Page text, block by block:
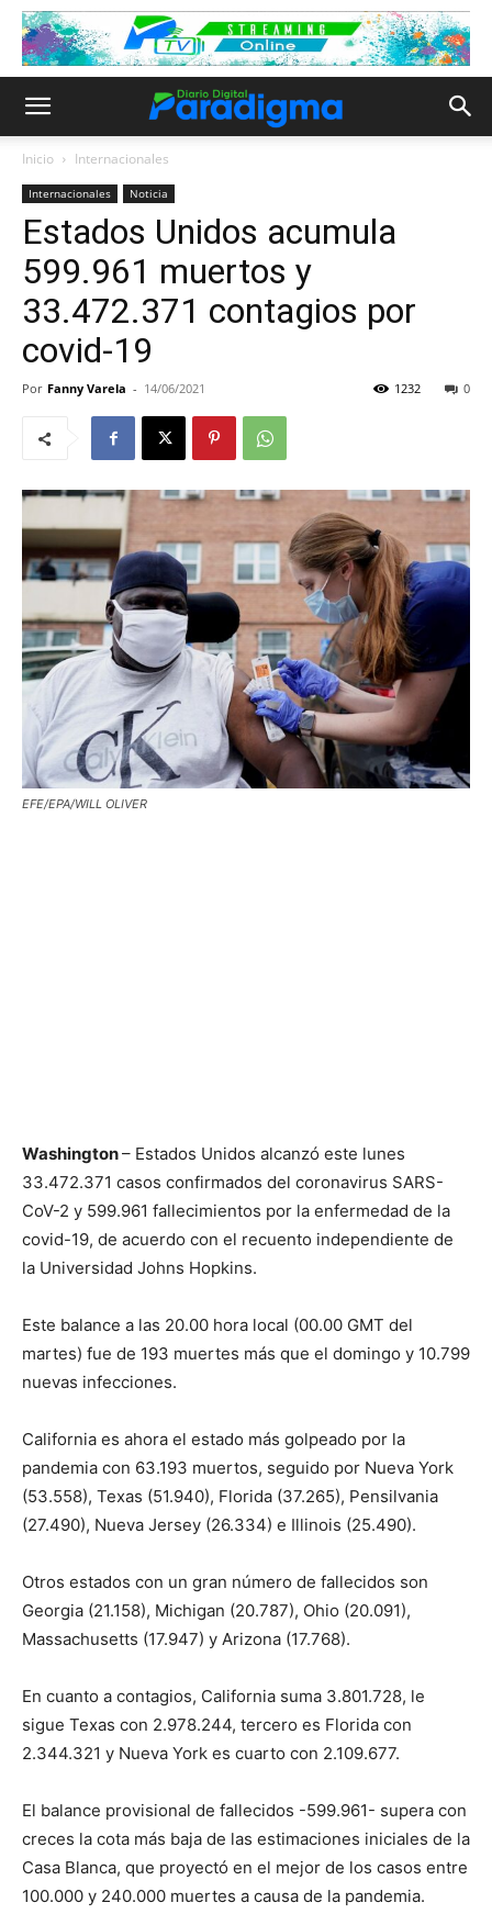
Inicio Internacionales
Internacionales Noticia
Estados Unidos acumula
599.961 muertos y
33.472.371 contagios por
covid-19
Por Fanny Varela - 14/06/2021 0
1232
EFE/EPA/WILL OLIVER
Washington– Estados Unidos alcanzó este lunes
33.472.371 casos confirmados del coronavirus SARS-
CoV-2 y 599.961 fallecimientos por la enfermedad de la
covid-19, de acuerdo con el recuento independiente de
la Universidad Johns Hopkins.
Este balance a las 20.00 hora local (00.00 GMT del
martes) fue de 193 muertes más que el domingo y 10.799
nuevas infecciones.
California es ahora el estado más golpeado por la
pandemia con 63.193 muertos, seguido por Nueva York
(53.558), Texas (51.940), Florida (37.265), Pensilvania
(27.490), Nueva Jersey (26.334) e Illinois (25.490).
Otros estados con un gran número de fallecidos son
Georgia (21.158), Michigan (20.787), Ohio (20.091),
Massachusetts (17.947) y Arizona (17.768).
En cuanto a contagios, California suma 3.801.728, le
sigue Texas con 2.978.244, tercero es Florida con
2.344.321 y Nueva York es cuarto con 2.109.677.
El balance provisional de fallecidos -599.961- supera con
creces la cota más baja de las estimaciones iniciales de la
Casa Blanca, que proyectó en el mejor de los casos entre
100.000 y 240.000 muertes a causa de la pandemia.